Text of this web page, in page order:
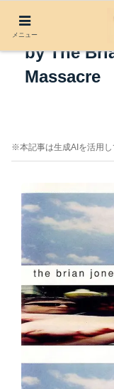
アルバム
by The
Massacre
※本記事は生成AIを活用し
メニュー